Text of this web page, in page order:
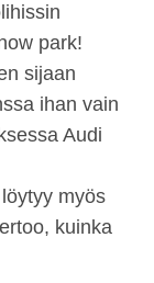
park!
sijaan
ihan vain
Audi
myös
kuinka